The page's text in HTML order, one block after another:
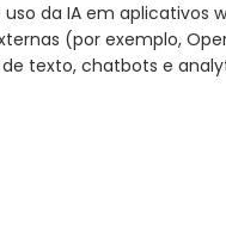
da IA em aplicativos
(por exemplo,
texto, chatbots e